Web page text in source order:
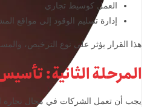
العمل كوسيط تجاري
إدارة تسليم الوقود إلى مواقع
هذا القرار يؤثر على نوع الترخيص،
المرحلة الثانية:
يجب أن تعمل الشركات في مجال تجارة